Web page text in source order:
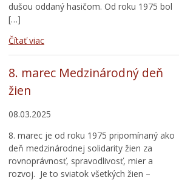
dušou oddaný hasičom. Od roku 1975 bol
[…]
Čítať viac
8. marec Medzinárodný deň
žien
08.03.2025
8. marec je od roku 1975 pripomínaný ako
deň medzinárodnej solidarity žien za
rovnoprávnosť, spravodlivosť, mier a
rozvoj. Je to sviatok všetkých žien –